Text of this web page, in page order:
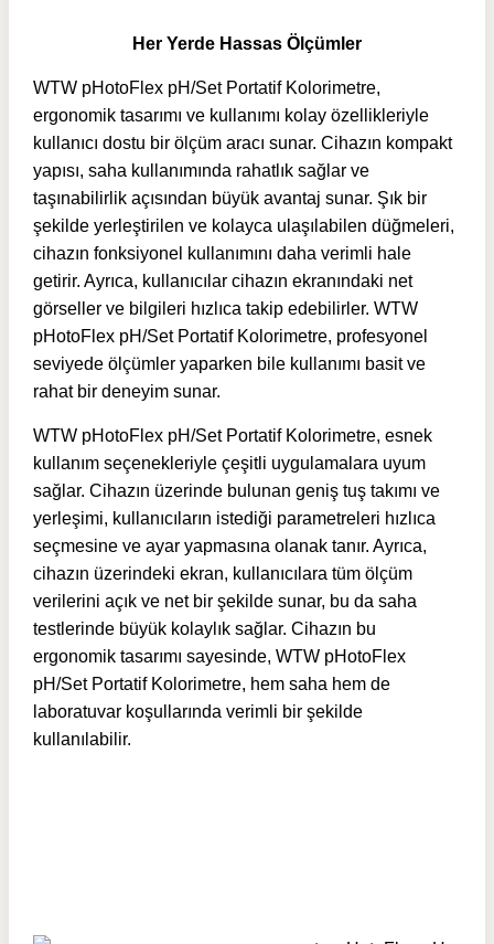
Her Yerde Hassas Ölçümler
WTW pHotoFlex pH/Set Portatif Kolorimetre,
ergonomik tasarımı ve kullanımı kolay özellikleriyle
kullanıcı dostu bir ölçüm aracı sunar. Cihazın kompakt
yapısı, saha kullanımında rahatlık sağlar ve
taşınabilirlik açısından büyük avantaj sunar. Şık bir
şekilde yerleştirilen ve kolayca ulaşılabilen düğmeleri,
cihazın fonksiyonel kullanımını daha verimli hale
getirir. Ayrıca, kullanıcılar cihazın ekranındaki net
görseller ve bilgileri hızlıca takip edebilirler. WTW
pHotoFlex pH/Set Portatif Kolorimetre, profesyonel
seviyede ölçümler yaparken bile kullanımı basit ve
rahat bir deneyim sunar.
WTW pHotoFlex pH/Set Portatif Kolorimetre, esnek
kullanım seçenekleriyle çeşitli uygulamalara uyum
sağlar. Cihazın üzerinde bulunan geniş tuş takımı ve
yerleşimi, kullanıcıların istediği parametreleri hızlıca
seçmesine ve ayar yapmasına olanak tanır. Ayrıca,
cihazın üzerindeki ekran, kullanıcılara tüm ölçüm
verilerini açık ve net bir şekilde sunar, bu da saha
testlerinde büyük kolaylık sağlar. Cihazın bu
ergonomik tasarımı sayesinde, WTW pHotoFlex
pH/Set Portatif Kolorimetre, hem saha hem de
laboratuvar koşullarında verimli bir şekilde
kullanılabilir.